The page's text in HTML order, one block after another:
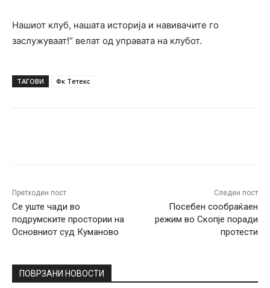
Нашиот клуб, нашата историја и навивачите го
заслужуваат!“ велат од управата на клубот.
ТАГОВИ Фк Тетекс
Претходен пост
Се уште чади во
подрумските простории на
Основниот суд Куманово
Следен пост
Посебен сообраќаен
режим во Скопје поради
протести
ПОВРЗАНИ НОВОСТИ